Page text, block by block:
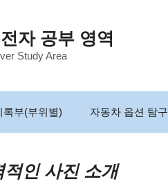
자 공부 영역
Study Area
록부(부위별) 자동차 옵션 탐구
인 사진 소개